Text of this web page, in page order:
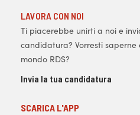
LAVORA CON NOI
Ti piacerebbe unirti a noi e
candidatura? Vorresti saperne
mondo RDS?
Invia la tua candidatura
SCARICA L'APP